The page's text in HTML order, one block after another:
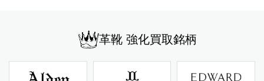
革靴 強化買取銘柄